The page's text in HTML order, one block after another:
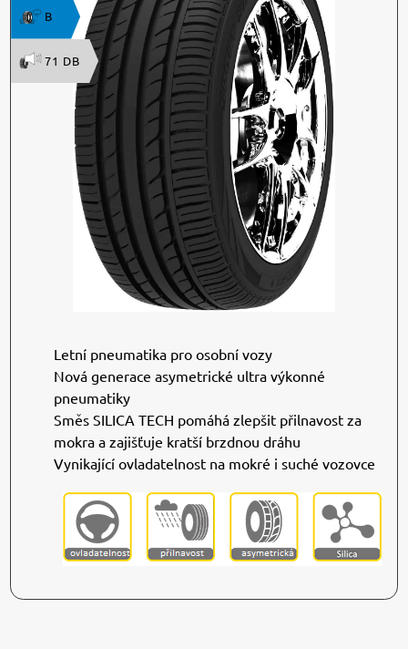
B
71 DB
Letní pneumatika pro osobní vozy
Nová generace asymetrické ultra výkonné
pneumatiky
Směs SILICA TECH pomáhá zlepšit přilnavost za
mokra a zajišťuje kratší brzdnou dráhu
Vynikající ovladatelnost na mokré i suché vozovce